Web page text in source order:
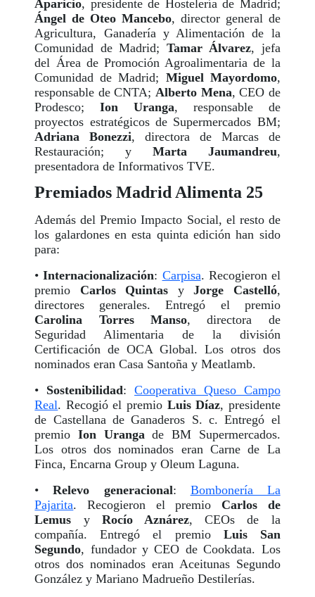
Aparicio, presidente de Hostelería de Madrid;
Ángel de Oteo Mancebo, director general de
Agricultura, Ganadería y Alimentación de la
Comunidad de Madrid; Tamar Álvarez, jefa
del Área de Promoción Agroalimentaria de la
Comunidad de Madrid; Miguel Mayordomo,
responsable de CNTA; Alberto Mena, CEO de
Prodesco;Ion Uranga, responsable de
proyectos estratégicos de Supermercados BM;
Adriana Bonezzi, directora de Marcas de
Restauración; y Marta Jaumandreu,
presentadora de Informativos TVE.
Premiados Madrid Alimenta 25
Además del Premio Impacto Social, el resto de
los galardones en esta quinta edición han sido
para:
•Internacionalización: Carpisa. Recogieron el
premio Carlos Quintas yJorge Castelló,
directores generales. Entregó el premio
Carolina Torres Manso, directora de
Seguridad Alimentaria de la división
Certificación de OCA Global. Los otros dos
nominados eran Casa Santoña y Meatlamb.
• Sostenibilidad:Cooperativa Queso Campo
Real. Recogió el premio Luis Díaz, presidente
de Castellana de Ganaderos S. c. Entregó el
premio Ion Urangade BM Supermercados.
Los otros dos nominados eran Carne de La
Finca, Encarna Group y Oleum Laguna.
•Relevo generacional: Bombonería La
Pajarita. Recogieron el premio Carlos de
Lemus y Rocío Aznárez, CEOs de la
compañía. Entregó el premio Luis San
Segundo, fundador y CEO de Cookdata. Los
otros dos nominados eran Aceitunas Segundo
González y Mariano Madrueño Destilerías.